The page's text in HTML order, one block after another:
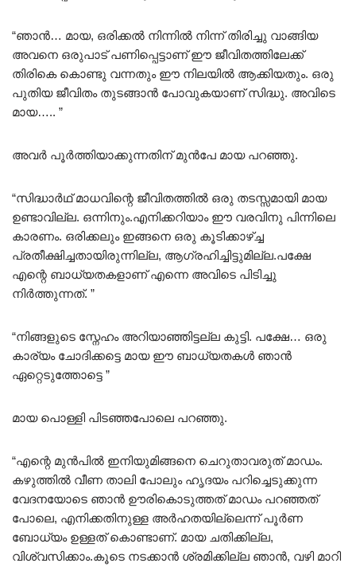
“ഞാൻ… മായ, ഒരിക്കൽ നിന്നിൽ നിന്ന് തിരിച്ചു വാങ്ങിയ
അവനെ ഒരുപാട് പണിപ്പെട്ടാണ് ഈ ജീവിതത്തിലേക്ക്
തിരികെ കൊണ്ടു വന്നതും ഈ നിലയിൽ ആക്കിയതും. ഒരു
പുതിയ ജീവിതം തുടങ്ങാൻ പോവുകയാണ് സിദ്ധു. അവിടെ
മായ….. ”
അവർ പൂർത്തിയാക്കുന്നതിന് മുൻപേ മായ പറഞ്ഞു.
“സിദ്ധാർഥ് മാധവിന്റെ ജീവിതത്തിൽ ഒരു തടസ്സമായി മായ
ഉണ്ടാവില്ല. ഒന്നിനും.എനിക്കറിയാം ഈ വരവിനു പിന്നിലെ
കാരണം. ഒരിക്കലും ഇങ്ങനെ ഒരു കൂടിക്കാഴ്ച്ച
പ്രതീക്ഷിച്ചതായിരുന്നില്ല, ആഗ്രഹിച്ചിട്ടുമില്ല.പക്ഷേ
എന്റെ ബാധ്യതകളാണ് എന്നെ അവിടെ പിടിച്ചു
നിർത്തുന്നത്. ”
“നിങ്ങളുടെ സ്നേഹം അറിയാഞ്ഞിട്ടല്ല കുട്ടി. പക്ഷേ… ഒരു
കാര്യം ചോദിക്കട്ടെ മായ ഈ ബാധ്യതകൾ ഞാൻ
ഏറ്റെടുത്തോട്ടെ ”
മായ പൊള്ളി പിടഞ്ഞപോലെ പറഞ്ഞു.
“എന്റെ മുൻപിൽ ഇനിയുമിങ്ങനെ ചെറുതാവരുത് മാഡം.
കഴുത്തിൽ വീണ താലി പോലും ഹൃദയം പറിച്ചെടുക്കുന്ന
വേദനയോടെ ഞാൻ ഊരികൊടുത്തത് മാഡം പറഞ്ഞത്
പോലെ, എനിക്കതിനുള്ള അർഹതയില്ലെന്ന് പൂർണ
ബോധ്യം ഉള്ളത് കൊണ്ടാണ്. മായ ചതിക്കില്ല,
വിശ്വസിക്കാം.കൂടെ നടക്കാൻ ശ്രമിക്കില്ല ഞാൻ, വഴി മാറി